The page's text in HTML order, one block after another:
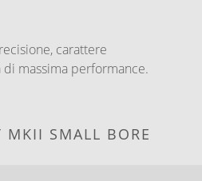
carattere
massima performance.
MKII SMALL BORE